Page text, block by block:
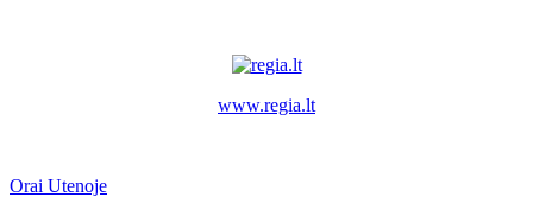
www.regia.lt
Orai Utenoje